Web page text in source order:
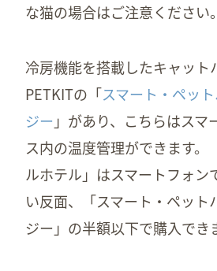
な猫の場合はご注意ください。
冷房機能を搭載したキャット
PETKITの「スマート・ペッ
ジー 」があり、こちらはスマ
ス内の温度管理ができます。
ルホテル」はスマートフォン
い反面、「スマート・ペット
ジー」の半額以下で購入でき